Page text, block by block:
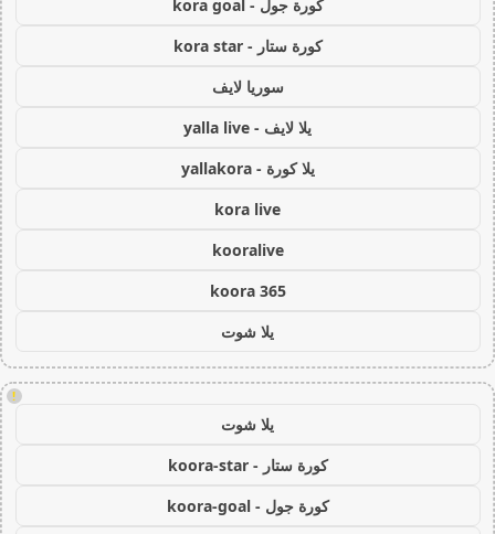
كورة جول - kora goal
كورة ستار - kora star
سوريا لايف
يلا لايف - yalla live
يلا كورة - yallakora
kora live
kooralive
koora 365
يلا شوت
!
يلا شوت
كورة ستار - koora-star
كورة جول - koora-goal